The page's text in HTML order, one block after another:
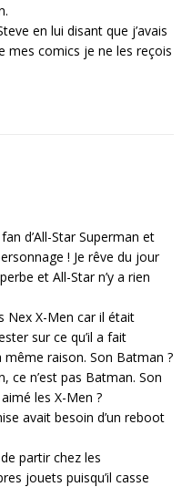
en lui disant que j’avais
mes comics je ne les reçois
d’All-Star Superman et
! Je rêve du jour
et All-Star n’y a rien
Nex X-Men car il était
sur ce qu’il a fait
raison. Son Batman ?
ce n’est pas Batman. Son
les X-Men ?
avait besoin d’un reboot
partir chez les
jouets puisqu’il casse